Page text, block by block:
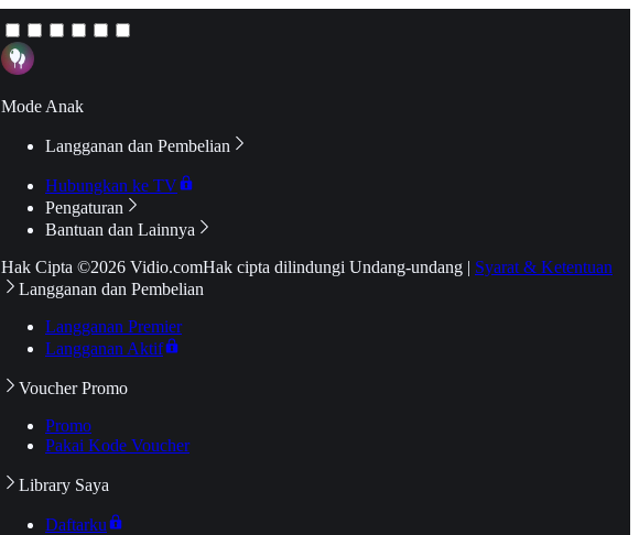
Mode Anak
Langganan dan Pembelian
Hubungkan ke TV
Pengaturan
Bantuan dan Lainnya
Hak Cipta ©2026 Vidio.comHak cipta dilindungi Undang-undang | Syarat & Ketentuan
Langganan dan Pembelian
Langganan Premier
Langganan Aktif
Voucher Promo
Promo
Pakai Kode Voucher
Library Saya
Daftarku